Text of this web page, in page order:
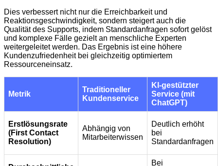
Dies verbessert nicht nur die Erreichbarkeit und
Reaktionsgeschwindigkeit, sondern steigert auch die
Qualität des Supports, indem Standardanfragen sofort gelöst
und komplexe Fälle gezielt an menschliche Experten
weitergeleitet werden. Das Ergebnis ist eine höhere
Kundenzufriedenheit bei gleichzeitig optimiertem
Ressourceneinsatz.
Metrik
Traditioneller
Kundenservice
KI-gestützter
Service (mit
ChatGPT)
Erstlösungsrate
(First Contact
Resolution)
Abhängig von
Mitarbeiterwissen
Deutlich erhöht
bei
Standardanfragen
Bei